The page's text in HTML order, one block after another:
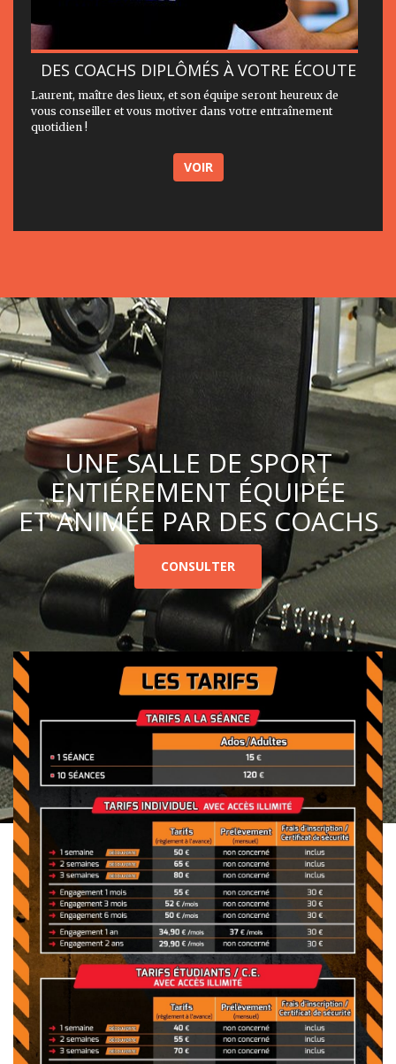
DES COACHS DIPLÔMÉS À VOTRE ÉCOUTE
Laurent, maître des lieux, et son équipe seront heureux de
vous conseiller et vous motiver dans votre entraînement
quotidien !
VOIR
UNE SALLE DE SPORT
ENTIÉREMENT ÉQUIPÉE
ET ANIMÉE PAR DES COACHS
CONSULTER